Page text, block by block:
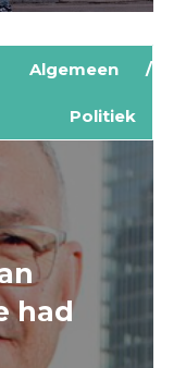
Algemeen
Politiek
had